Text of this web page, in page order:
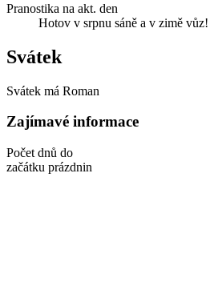
Pranostika na akt. den
Hotov v srpnu sáně a v zimě vůz!
Svátek
Svátek má Roman
Zajímavé informace
Počet dnů do
začátku prázdnin